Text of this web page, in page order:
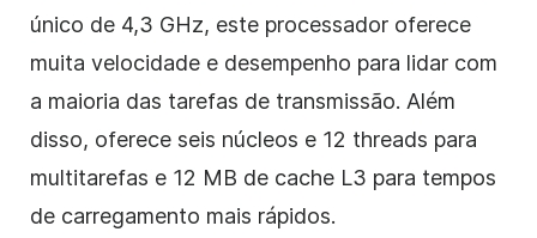
único de 4,3 GHz, este processador oferece
muita velocidade e desempenho para lidar com
a maioria das tarefas de transmissão. Além
disso, oferece seis núcleos e 12 threads para
multitarefas e 12 MB de cache L3 para tempos
de carregamento mais rápidos.